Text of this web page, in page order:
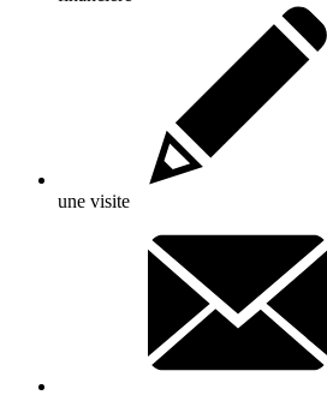
une visite